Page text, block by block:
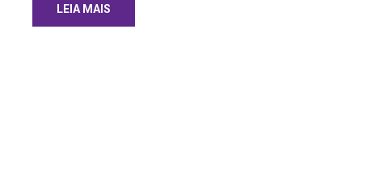
LEIA MAIS